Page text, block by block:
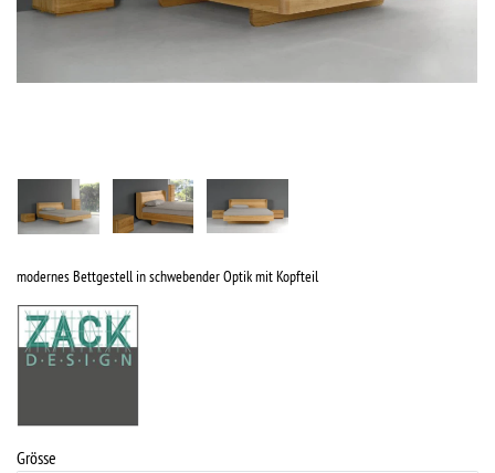
modernes Bettgestell in schwebender Optik mit Kopfteil
Grösse